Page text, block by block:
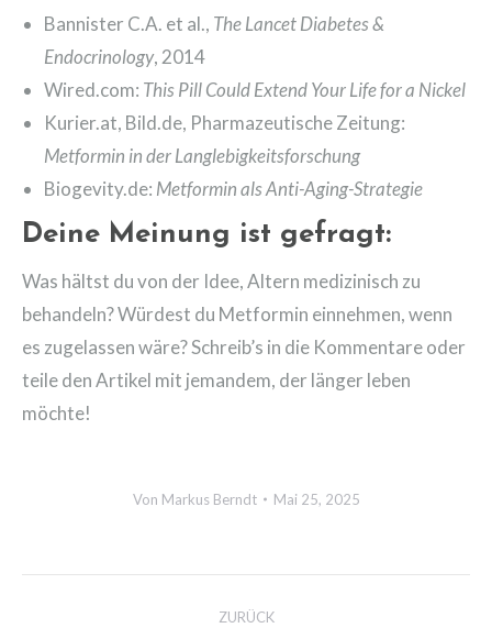
Bannister C.A. et al., The Lancet Diabetes &
Endocrinology, 2014
Wired.com: This Pill Could Extend Your Life for a Nickel
Kurier.at, Bild.de, Pharmazeutische Zeitung:
Metformin in der Langlebigkeitsforschung
Biogevity.de: Metformin als Anti-Aging-Strategie
Deine Meinung ist gefragt:
Was hältst du von der Idee, Altern medizinisch zu
behandeln? Würdest du Metformin einnehmen, wenn
es zugelassen wäre? Schreib’s in die Kommentare oder
teile den Artikel mit jemandem, der länger leben
möchte!
Von Markus Berndt Mai 25, 2025
Kommentarnavigation
ZURÜCK